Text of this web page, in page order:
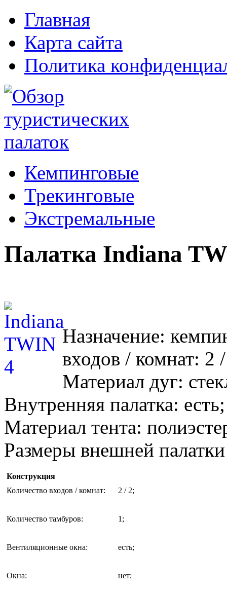
Главная
Карта сайта
Политика
Кемпинговые
Трекинговые
Экстремальные
Палатка Indiana
Назначение:
входов / комнат: 2
Материал дуг:
Внутренняя палатка:
Материал тента:
Размеры внешней
Конструкция
Количество входов / комнат: 2 / 2;
Количество тамбуров: 1;
Вентиляционные окна: есть;
Окна: нет;